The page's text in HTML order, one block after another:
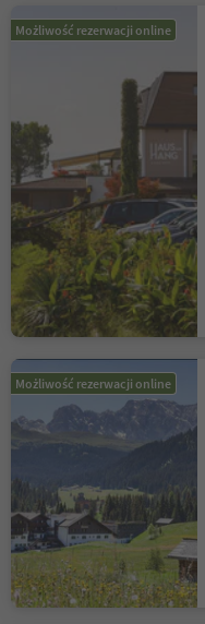
Możliwość rezerwacji online
Możliwość rezerwacji online